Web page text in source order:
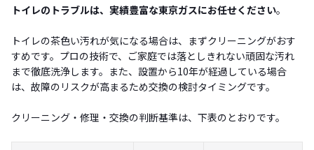
トイレのトラブルは、実績豊富な東京ガスにお任せください。
トイレの茶色い汚れが気になる場合は、まずクリーニングがおす
すめです。プロの技術で、ご家庭では落としきれない頑固な汚れ
まで徹底洗浄します。また、設置から10年が経過している場合
は、故障のリスクが高まるため交換の検討タイミングです。
クリーニング・修理・交換の判断基準は、下表のとおりです。